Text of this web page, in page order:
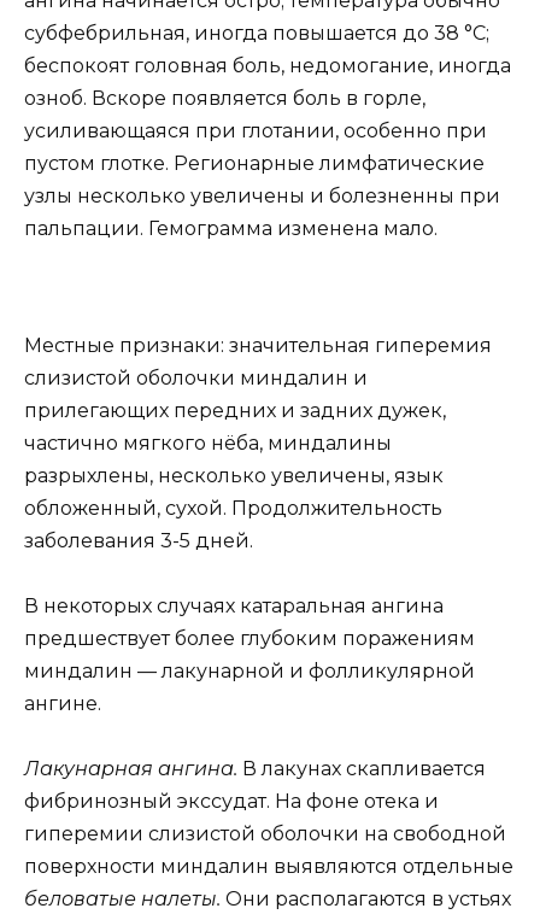
субфебрильная, иногда повышается до 38 °С;
беспокоят головная боль, недомогание, иногда
озноб. Вскоре появляется боль в горле,
усиливающаяся при глотании, особенно при
пустом глотке. Регионарные лимфатические
узлы несколько увеличены и болезненны при
пальпации. Гемограмма изменена мало.
Местные признаки: значительная гиперемия
слизистой оболочки миндалин и
прилегающих передних и задних дужек,
частично мягкого нёба, миндалины
разрыхлены, несколько увеличены, язык
обложенный, сухой. Продолжительность
заболевания 3-5 дней.
В некоторых случаях катаральная ангина
предшествует более глубоким поражениям
миндалин — лакунарной и фолликулярной
ангине.
Лакунарная ангина. В лакунах скапливается
фибринозный экссудат. На фоне отека и
гиперемии слизистой оболочки на свободной
поверхности миндалин выявляются отдельные
беловатые налеты. Они располагаются в устьях